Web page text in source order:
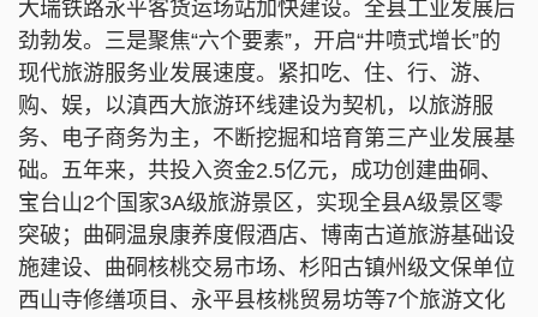
大瑞铁路永平客货运场站加快建设。全县工业发展后
劲勃发。三是聚焦“六个要素”，开启“井喷式增长”的
现代旅游服务业发展速度。紧扣吃、住、行、游、
购、娱，以滇西大旅游环线建设为契机，以旅游服
务、电子商务为主，不断挖掘和培育第三产业发展基
础。五年来，共投入资金2.5亿元，成功创建曲硐、
宝台山2个国家3A级旅游景区，实现全县A级景区零
突破；曲硐温泉康养度假酒店、博南古道旅游基础设
施建设、曲硐核桃交易市场、杉阳古镇州级文保单位
西山寺修缮项目、永平县核桃贸易坊等7个旅游文化